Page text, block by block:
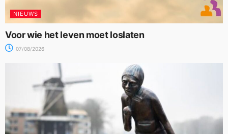
NIEUWS
Voor wie het leven moet loslaten
07/08/2026